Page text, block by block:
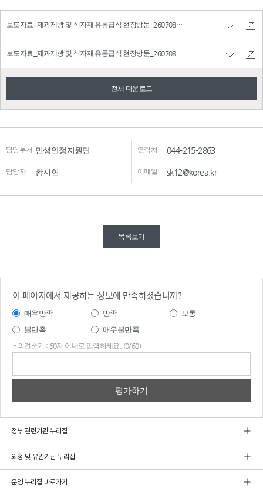
보도자료_제과제빵 및 식자재 유통급식 현장방문_260708.hwpx
보도자료_제과제빵 및 식자재 유통급식 현장방문_260708.pdf
전체 다운로드
담당부서 민생안정지원단 연락처 044-215-2863
담당자 황지현 이메일 sk12@korea.kr
목록보기
이 페이지에서 제공하는 정보에 만족하셨습니까?
매우만족 만족
보통
불만족
매우불만족
* 의견쓰기 : 60자 이내로 입력하세요. (0/60)
정부 관련기관 누리집
외청 및 유관기관 누리집
운영 누리집 바로가기